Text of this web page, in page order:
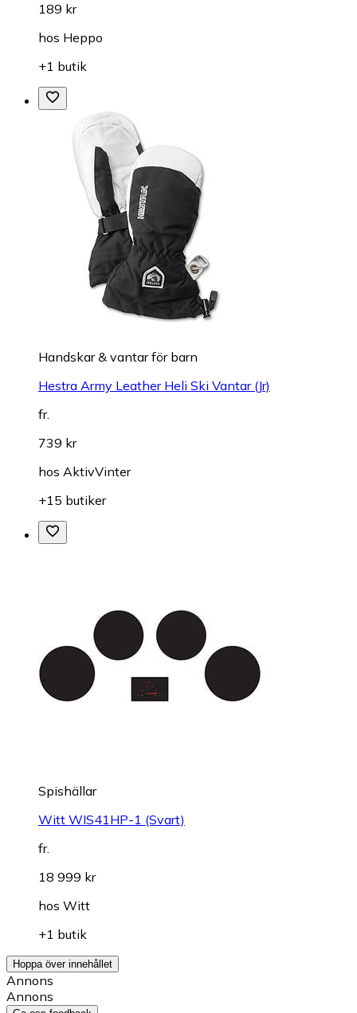
189 kr
hos Heppo
+1 butik
Handskar & vantar för barn
Hestra Army Leather Heli Ski Vantar (Jr)
fr.
739 kr
hos AktivVinter
+15 butiker
Spishällar
Witt WIS41HP-1 (Svart)
fr.
18 999 kr
hos Witt
+1 butik
Hoppa över innehållet
Annons
Annons